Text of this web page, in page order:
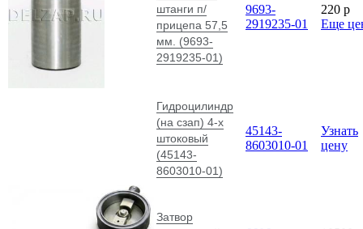
штанги п/
прицепа 57,5
мм. (9693-
2919235-01)
9693-
2919235-01
220 p
Еще
Гидроцилиндр
(на сзап) 4-х
штоковый
(45143-
8603010-01)
45143-
8603010-01
Узнать
цену
Затвор